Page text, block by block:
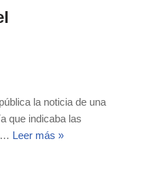
la noticia de una
que indicaba las
Leer más »